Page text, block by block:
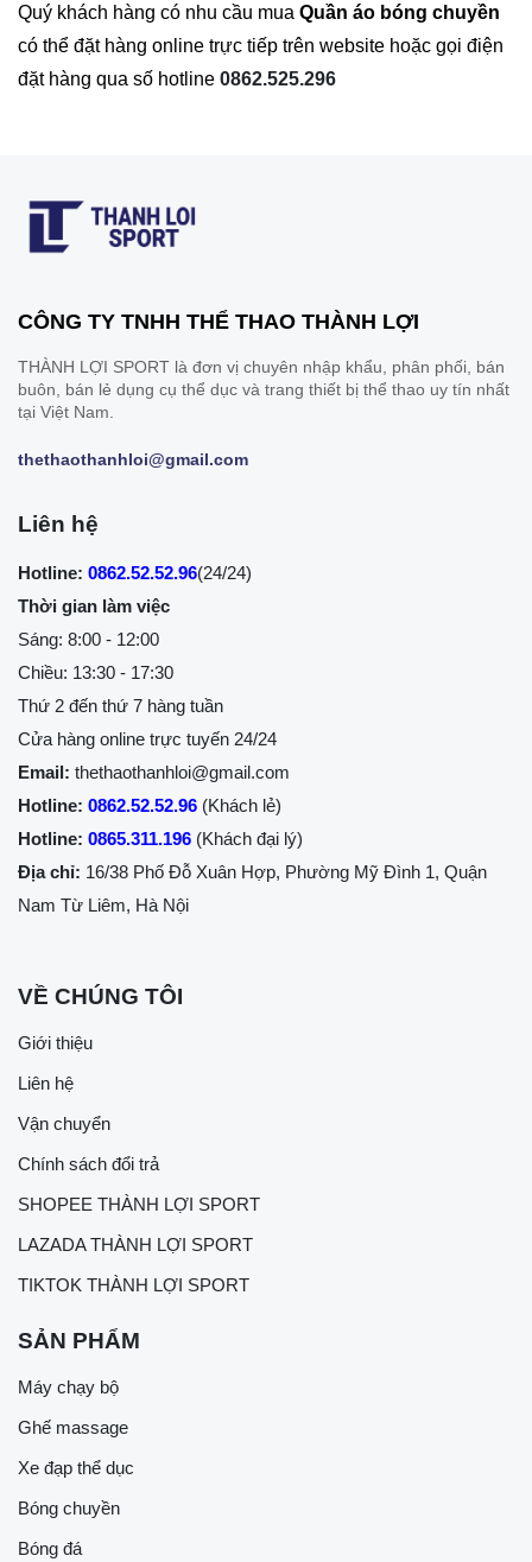
Quý khách hàng có nhu cầu mua Quần áo bóng chuyền
có thể đặt hàng online trực tiếp trên website hoặc gọi điện
đặt hàng qua số hotline 0862.525.296
CÔNG TY TNHH THỂ THAO THÀNH LỢI
THÀNH LỢI SPORT là đơn vị chuyên nhập khẩu, phân phối, bán
buôn, bán lẻ dụng cụ thể dục và trang thiết bị thể thao uy tín nhất
tại Việt Nam.
thethaothanhloi@gmail.com
Liên hệ
Hotline: 0862.52.52.96(24/24)
Thời gian làm việc
Sáng: 8:00 - 12:00
Chiều: 13:30 - 17:30
Thứ 2 đến thứ 7 hàng tuần
Cửa hàng online trực tuyến 24/24
Email: thethaothanhloi@gmail.com
Hotline: 0862.52.52.96 (Khách lẻ)
Hotline: 0865.311.196 (Khách đại lý)
Địa chỉ: 16/38 Phố Đỗ Xuân Hợp, Phường Mỹ Đình 1, Quận
Nam Từ Liêm, Hà Nội
VỀ CHÚNG TÔI
Giới thiệu
Liên hệ
Vận chuyển
Chính sách đổi trả
SHOPEE THÀNH LỢI SPORT
LAZADA THÀNH LỢI SPORT
TIKTOK THÀNH LỢI SPORT
SẢN PHẨM
Máy chạy bộ
Ghế massage
Xe đạp thể dục
Bóng chuyền
Bóng đá